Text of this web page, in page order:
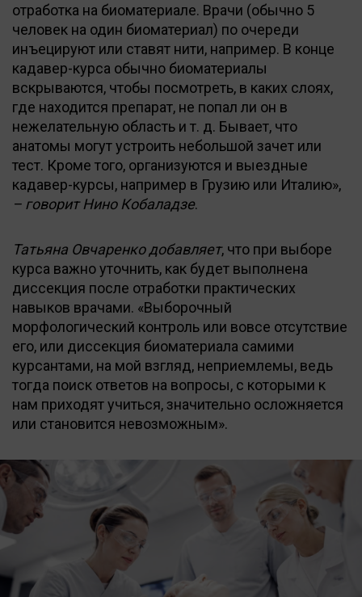
отработка на биоматериале. Врачи (обычно 5
человек на один биоматериал) по очереди
инъецируют или ставят нити, например. В конце
кадавер-курса обычно биоматериалы
вскрываются, чтобы посмотреть, в каких слоях,
где находится препарат, не попал ли он в
нежелательную область и т. д. Бывает, что
анатомы могут устроить небольшой зачет или
тест. Кроме того, организуются и выездные
кадавер-курсы, например в Грузию или Италию»,
– говорит Нино Кобаладзе.
Татьяна Овчаренко добавляет, что при выборе
курса важно уточнить, как будет выполнена
диссекция после отработки практических
навыков врачами. «Выборочный
морфологический контроль или вовсе отсутствие
его, или диссекция биоматериала самими
курсантами, на мой взгляд, неприемлемы, ведь
тогда поиск ответов на вопросы, с которыми к
нам приходят учиться, значительно осложняется
или становится невозможным».